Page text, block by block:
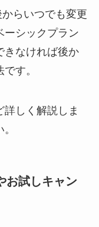
らいつでも変更
ーシックプラン
きなければ後か
す。
しく解説しま
お試しキャン